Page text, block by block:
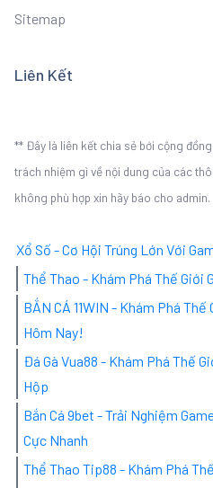
Sitemap
Liên Kết
** Đây là liên kết chia sẻ bới cộng
trách nhiệm gì về nội dung của các
không phù hợp xin hãy báo cho admin.
Xổ Số - Cơ Hội Trúng Lớn Với
Thể Thao - Khám Phá Thế Giới
BẮN CÁ 11WIN - Khám Phá
Hôm Nay!
Đá Gà Vua88 - Khám Phá Thế
Hộp
Bắn Cá 9bet - Trải Nghiệm
Cực Nhanh
Thể Thao Tip88 - Khám Phá